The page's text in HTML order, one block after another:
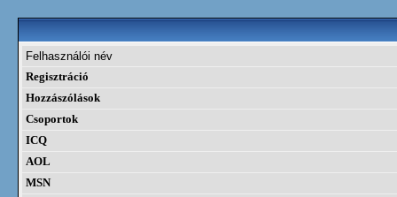
Felhasználói név
Regisztráció
Hozzászólások
Csoportok
ICQ
AOL
MSN